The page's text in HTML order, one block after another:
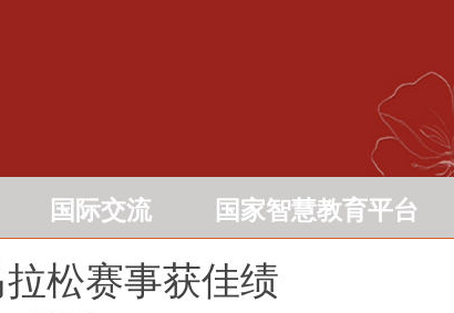
国际交流 国家智慧教育平台
松赛事获佳绩